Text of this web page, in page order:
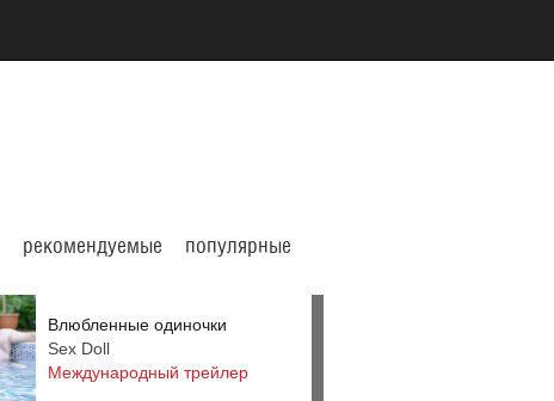
рекомендуемые популярные
Влюбленные одиночки
Sex Doll
Международный трейлер